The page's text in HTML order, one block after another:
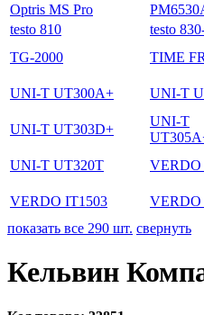
Optris MS Pro
testo 810
testo
TG-2000
TIME
UNI-T UT300A+ UNI-T
UNI-T UT303D+
UNI-T
UNI-T UT320T VERDO
VERDO IT1503 VERDO
показать все 290 шт. свернуть
Кельвин